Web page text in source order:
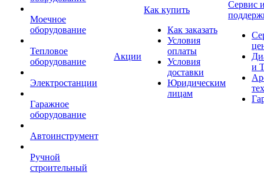
Моечное
оборудование
Тепловое
оборудование
Электростанции
Гаражное
оборудование
Автоинструмент
Ручной
строительный
Акции
Как купить
Как заказать
Условия
оплаты
Условия
доставки
Юридическим
лицам
Сервис
и